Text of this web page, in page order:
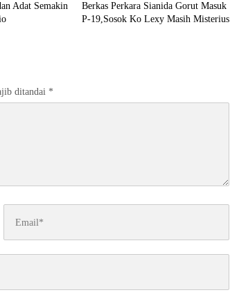
Adat Semakin
Berkas Perkara Sianida Gorut Masuk
P-19,Sosok Ko Lexy Masih Misterius
ditandai *